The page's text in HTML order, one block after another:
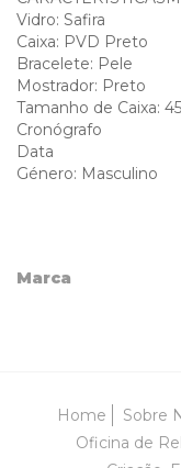
Vidro: Safira
Caixa: PVD Preto
Bracelete: Pele
Mostrador: Preto
Tamanho de Caixa:
Cronógrafo
Data
Género: Masculino
Marca
Home Sobre
Oficina de